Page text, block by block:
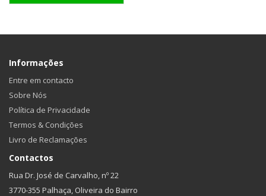
Informações
Entre em contacto
Sobre Nós
Política de Privacidade
Termos & Condições
Livro de Reclamações
Contactos
Rua Dr. José de Carvalho, nº 22
3770-355 Palhaça, Oliveira do Bairro